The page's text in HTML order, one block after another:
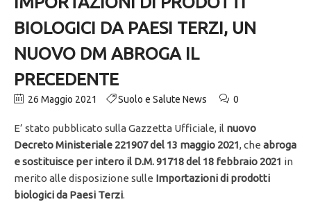
BIOLOGICI DA PAESI TERZI, UN
NUOVO DM ABROGA IL
PRECEDENTE
26 Maggio 2021 Suolo e Salute News 0
E’ stato pubblicato sulla Gazzetta Ufficiale, il nuovo
Decreto Ministeriale 221907 del 13 maggio 2021, che abroga
e sostituisce per intero il D.M. 91718 del 18 febbraio 2021 in
merito alle disposizione sulle Importazioni di prodotti
biologici da Paesi Terzi.